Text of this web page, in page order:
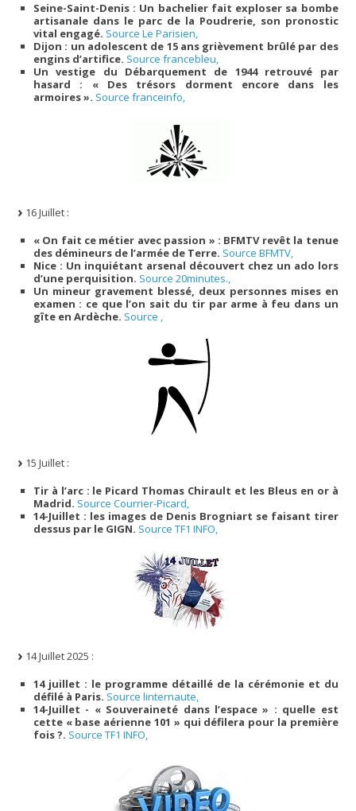
Seine-Saint-Denis : Un bachelier fait exploser sa bombe
artisanale dans le parc de la Poudrerie, son pronostic
vital engagé. Source Le Parisien,
Dijon : un adolescent de 15 ans grièvement brûlé par des
engins d’artifice. Source francebleu,
Un vestige du Débarquement de 1944 retrouvé par
hasard : « Des trésors dorment encore dans les
armoires ». Source franceinfo,
16 Juillet :
« On fait ce métier avec passion » : BFMTV revêt la tenue
des démineurs de l’armée de Terre. Source BFMTV,
Nice : Un inquiétant arsenal découvert chez un ado lors
d’une perquisition. Source 20minutes.,
Un mineur gravement blessé, deux personnes mises en
examen : ce que l’on sait du tir par arme à feu dans un
gîte en Ardèche. Source ,
15 Juillet :
Tir à l’arc : le Picard Thomas Chirault et les Bleus en or à
Madrid. Source Courrier-Picard,
14-Juillet : les images de Denis Brogniart se faisant tirer
dessus par le GIGN. Source TF1 INFO,
14 Juillet 2025 :
14 juillet : le programme détaillé de la cérémonie et du
défilé à Paris. Source linternaute,
14-Juillet - « Souveraineté dans l’espace » : quelle est
cette « base aérienne 101 » qui défilera pour la première
fois ?. Source TF1 INFO,